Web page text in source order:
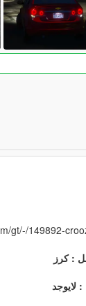
: كرز
لايوجد